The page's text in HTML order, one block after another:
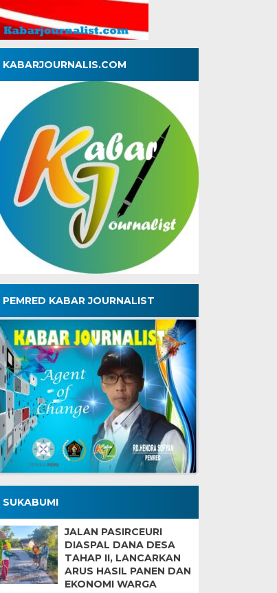
KABARJOURNALIS.COM
PEMRED KABAR JOURNALIST
SUKABUMI
JALAN PASIRCEURI
DIASPAL DANA DESA
TAHAP II, LANCARKAN
ARUS HASIL PANEN DAN
EKONOMI WARGA